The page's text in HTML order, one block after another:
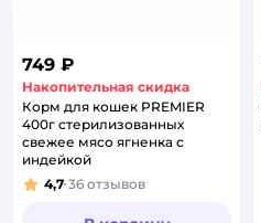
749 ₽
Накопительная скидка
Корм для кошек PREMIER
400г стерилизованных
свежее мясо ягненка с
индейкой
Рейтинг:
4,7 36 отзывов